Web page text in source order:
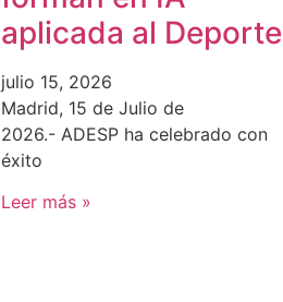
aplicada al Deporte
julio 15, 2026
Madrid, 15 de Julio de
2026.- ADESP ha celebrado con
éxito
Leer más »